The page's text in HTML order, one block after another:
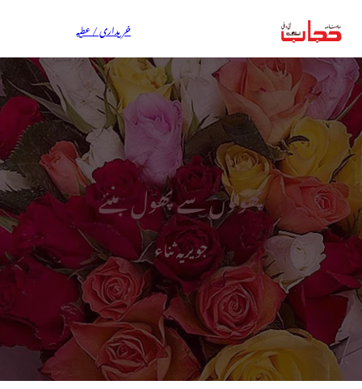
خریداری / عطیہ
پھولوں سے پھول بنئے
جویریہ ثناء